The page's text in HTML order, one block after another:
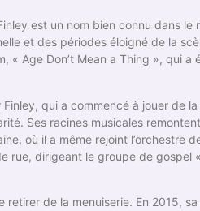
est un nom bien connu dans
et des périodes éloigné de la
« Age Don’t Mean a Thing », qui a
qui a commencé à jouer de
Ses racines musicales
où il a même rejoint l’orchestre
rue, dirigeant le groupe de gospel
retirer de la menuiserie. En 2015,